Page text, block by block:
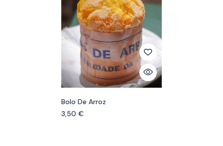
Bolo De Arroz
3,50€